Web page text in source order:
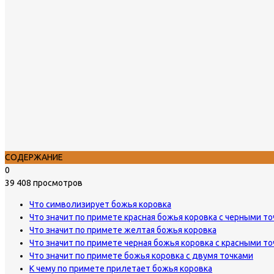
СОДЕРЖАНИЕ
0
39 408 просмотров
Что символизирует божья коровка
Что значит по примете красная божья коровка с черными
Что значит по примете желтая божья коровка
Что значит по примете черная божья коровка с красными
Что значит по примете божья коровка с двумя точками
К чему по примете прилетает божья коровка